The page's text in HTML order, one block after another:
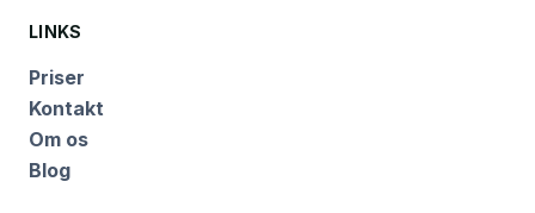
LINKS
Priser
Kontakt
Om os
Blog